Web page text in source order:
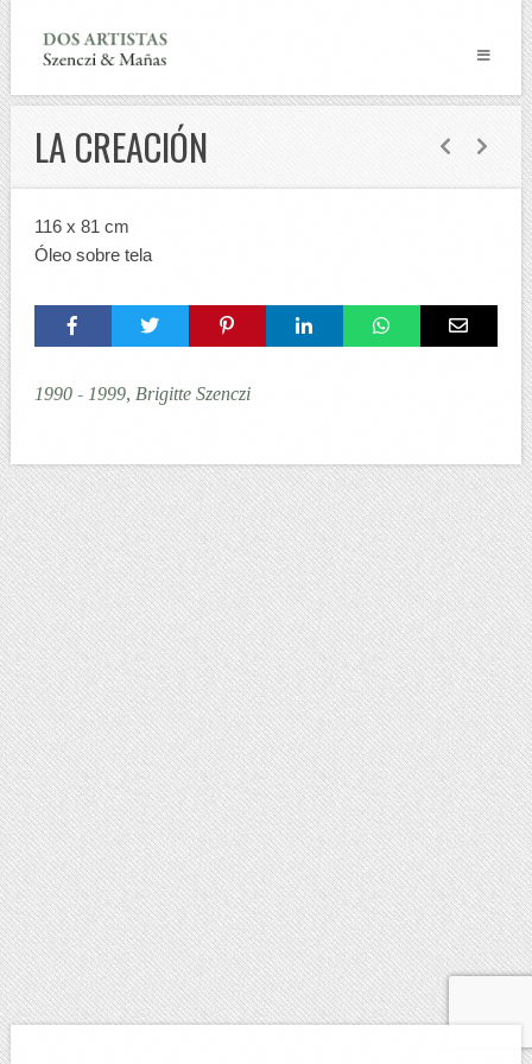
LA CREACIÓN
116 x 81 cm
Óleo sobre tela
1990 - 1999, Brigitte Szenczi